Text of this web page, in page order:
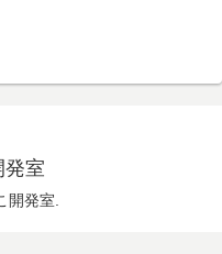
発室
開発室.